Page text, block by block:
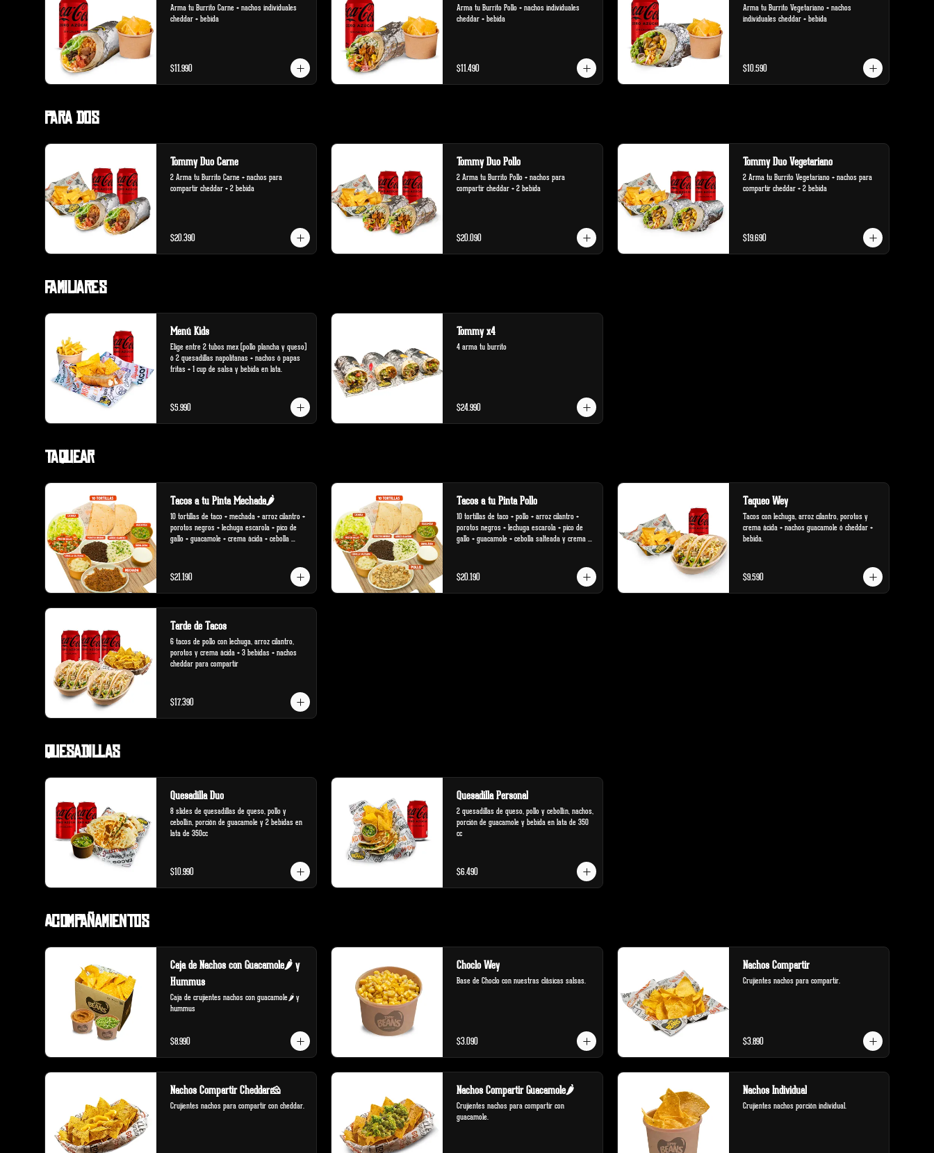
Arma tu Burrito Carne + nachos individuales
cheddar + bebida
$11.990
Arma tu Burrito Pollo + nachos individuales
cheddar + bebida
$11.490
Arma tu Burrito Vegetariano + nachos
individuales cheddar + bebida
$10.590
Para Dos
Tommy Duo Carne
2 Arma tu Burrito Carne + nachos para
compartir cheddar + 2 bebida
$20.390
Tommy Duo Pollo
2 Arma tu Burrito Pollo + nachos para
compartir cheddar + 2 bebida
$20.090
Tommy Duo Vegetariano
2 Arma tu Burrito Vegetariano + nachos para
compartir cheddar + 2 bebida
$19.690
Familiares
Menú Kids
Elige entre 2 tubos mex (pollo plancha y queso)
ó 2 quesadillas napolitanas + nachos ó papas
fritas + 1 cup de salsa y bebida en lata.
$5.990
Tommy x4
4 arma tu burrito
$24.990
Taquear
Tacos a tu Pinta Mechada🌶️
10 tortillas de taco + mechada + arroz cilantro +
porotos negros + lechuga escarola + pico de
gallo + guacamole + crema ácida + cebolla
$21.190
Tacos a tu Pinta Pollo
10 tortillas de taco + pollo + arroz cilantro +
porotos negros + lechuga escarola + pico de
gallo + guacamole + cebolla salteada y crema
$20.190
Taqueo Wey
Tacos con lechuga, arroz cilantro, porotos y
crema ácida + nachos guacamole ó cheddar +
bebida.
$9.590
Tarde de Tacos
6 tacos de pollo con lechuga, arroz cilantro,
porotos y crema ácida + 3 bebidas + nachos
cheddar para compartir
$17.390
Quesadillas
Quesadilla Duo
8 slides de quesadillas de queso, pollo y
cebollín, porción de guacamole y 2 bebidas en
lata de 350cc
$10.990
Quesadilla Personal
2 quesadillas de queso, pollo y cebollín, nachos,
porción de guacamole y bebida en lata de 350
cc
$6.490
Acompañamientos
Caja de Nachos con Guacamole🌶️ y
Hummus
Caja de crujientes nachos con guacamole🌶️ y
hummus
$8.990
Choclo Wey
Base de Choclo con nuestras clásicas salsas.
$3.090
Nachos Compartir
Crujientes nachos para compartir.
$3.890
Nachos Compartir Cheddar🧀
Crujientes nachos para compartir con cheddar.
Nachos Compartir Guacamole🌶️
Crujientes nachos para compartir con
guacamole.
Nachos Individual
Crujientes nachos porción individual.